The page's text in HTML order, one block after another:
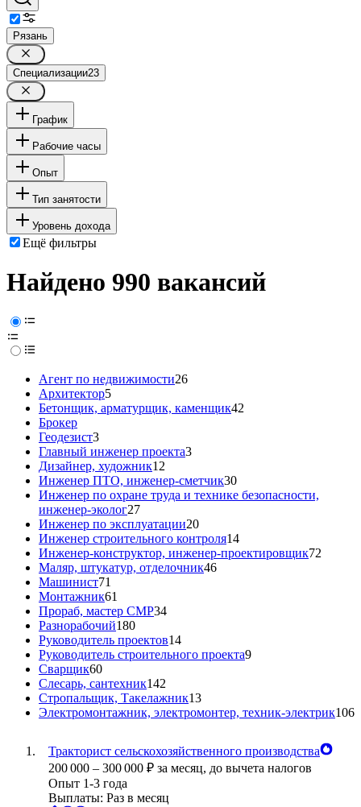
Рязань
Специализации23
График
Рабочие часы
Опыт
Тип занятости
Уровень дохода
Ещё фильтры
Найдено 990 вакансий
Агент по недвижимости26
Архитектор5
Бетонщик, арматурщик, каменщик42
Брокер
Геодезист3
Главный инженер проекта3
Дизайнер, художник12
Инженер ПТО, инженер-сметчик30
Инженер по охране труда и технике безопасности,
инженер-эколог27
Инженер по эксплуатации20
Инженер строительного контроля14
Инженер-конструктор, инженер-проектировщик72
Маляр, штукатур, отделочник46
Машинист71
Монтажник61
Прораб, мастер СМР34
Разнорабочий180
Руководитель проектов14
Руководитель строительного проекта9
Сварщик60
Слесарь, сантехник142
Стропальщик, Такелажник13
Электромонтажник, электромонтер, техник-электрик106
Тракторист сельскохозяйственного производства
200 000 – 300 000 ₽ за месяц, до вычета налогов
Опыт 1-3 года
Выплаты: Раз в месяц